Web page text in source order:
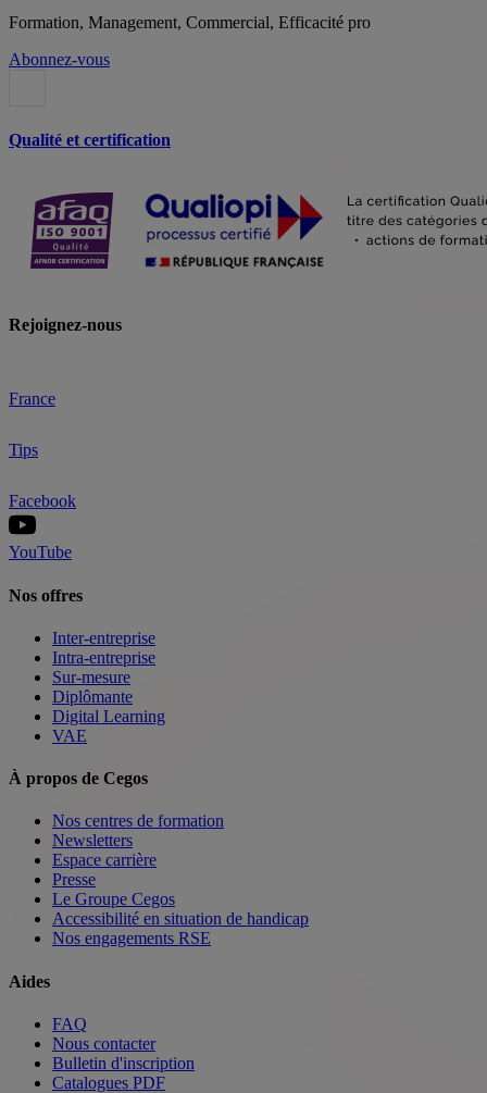
Formation, Management, Commercial, Efficacité pro
Abonnez-vous
Qualité et certification
Rejoignez-nous
France
Tips
Facebook
YouTube
Nos offres
Inter-entreprise
Intra-entreprise
Sur-mesure
Diplômante
Digital Learning
VAE
À propos de Cegos
Nos centres de formation
Newsletters
Espace carrière
Presse
Le Groupe Cegos
Accessibilité en situation de handicap
Nos engagements RSE
Aides
FAQ
Nous contacter
Bulletin d'inscription
Catalogues PDF